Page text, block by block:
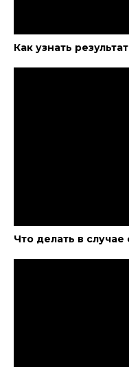
Как узнать
Что делать в